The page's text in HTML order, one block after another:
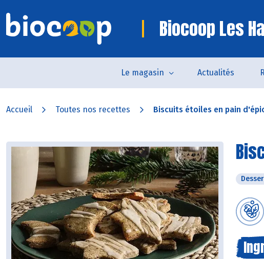
Biocoop Les
Le magasin Actualités
Accueil Toutes nos recettes Biscuits étoiles en pain